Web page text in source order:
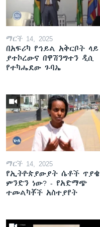
ማርች 14, 2025
በአፍሪካ የኅይል አቅርቦት ላይ
ያተኮረውና በዋሽንግተን ዲሲ
የተካሔደው ጉባኤ
ማርች 14, 2025
የኢትዮጵያውያት ሴቶች ጥያቄ
ምንድን ነው? - የአድማጭ
ተመልካቾች አስተያየት